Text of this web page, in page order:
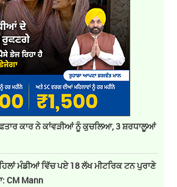
ਕਾਰ ਨੇ ਕਾਂਵੜੀਆਂ ਨੂੰ ਕੁਚਲਿਆ, 3 ਸ਼ਰਧਾਲੂਆਂ
ਮੰਡੀਆਂ ਵਿੱਚ ਪਏ 18 ਲੱਖ ਮੀਟਰਿਕ ਟਨ ਪੁਰਾਣੇ
CM Mann